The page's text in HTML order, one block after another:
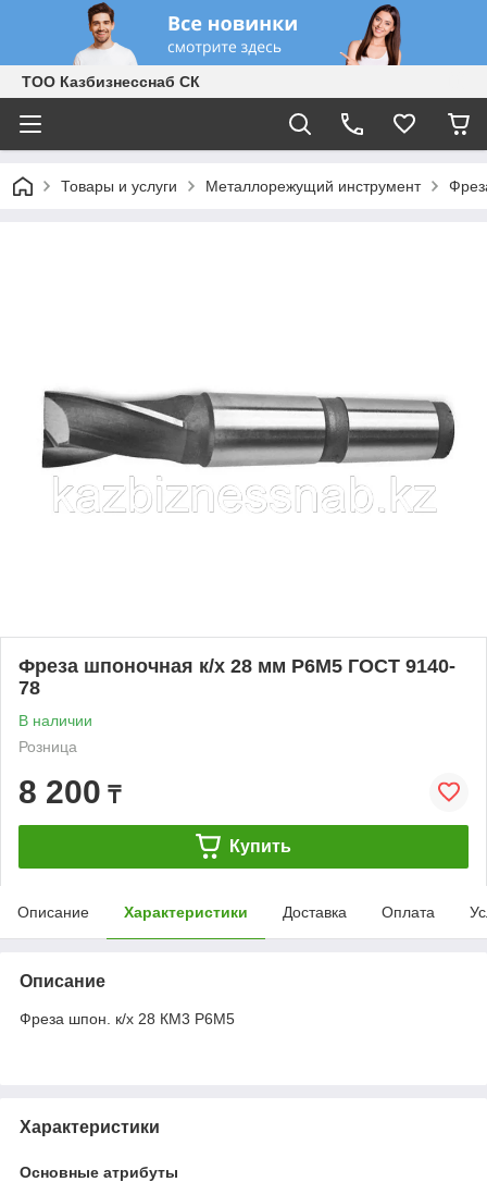
ТОО Казбизнесснаб СК
Товары и услуги Металлорежущий инструмент
Фреза шпоночная к/х 28 мм Р6М5 ГОСТ 9140-
78
В наличии
Розница
8 200 ₸
Купить
Описание Характеристики Доставка Оплата
Описание
Фреза шпон. к/х 28 КМ3 Р6М5
Характеристики
Основные атрибуты